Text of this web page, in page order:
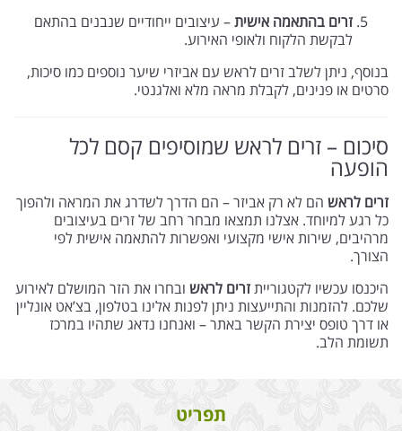
זרים בהתאמה אישית– עיצובים ייחודיים שנבנים בהתאם
לבקשת הלקוח ולאופי האירוע.
בנוסף, ניתן לשלב זרים לראש עם אביזרי שיער נוספים כמו סיכות,
סרטים או פנינים, לקבלת מראה מלא ואלגנטי.
סיכום – זרים לראש שמוסיפים קסם לכל
הופעה
זרים לראש הם לא רק אביזר – הם הדרך לשדרג את המראה ולהפוך
כל רגע למיוחד. אצלנו תמצאו מבחר רחב של זרים בעיצובים
מרהיבים, שירות אישי מקצועי ואפשרות להתאמה אישית לפי
הצורך.
היכנסו עכשיו לקטגורייתזרים לראש ובחרו את הזר המושלם לאירוע
שלכם. להזמנות והתייעצות ניתן לפנות אלינו בטלפון, בצ’אט אונליין
או דרך טופס יצירת הקשר באתר – ואנחנו נדאג שתהיו במרכז
תשומת הלב.
תפריט